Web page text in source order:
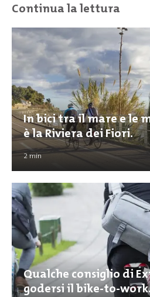
Continua la lettura
In bici tra il mare e le
è la Riviera dei Fiori.
2min
Qualche consiglio di
godersi il bike-to-